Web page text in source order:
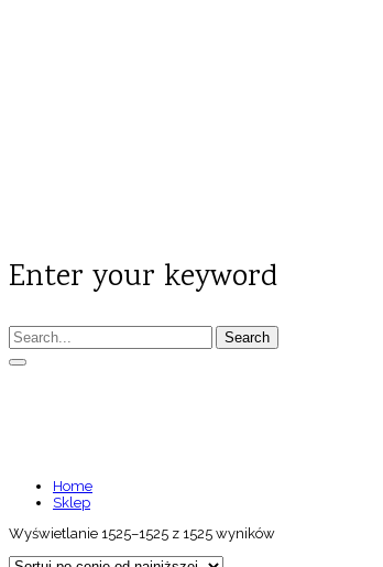
Enter your keyword
Search
Home
Sklep
Wyświetlanie 1525–1525 z 1525 wyników